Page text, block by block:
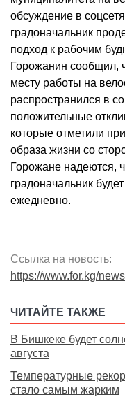
обсуждение в
градоначальник
подход к рабочим
Горожанин сообщил,
месту работы на
распространился в
положительные
которые отметили
образа жизни со
Горожане надеются,
градоначальник
ежедневно.
Ссылка на новость:
https://www.for.kg/
ЧИТАЙТЕ ТАКЖЕ
В Бишкеке будет
августа
Температурные
стало самым жарким